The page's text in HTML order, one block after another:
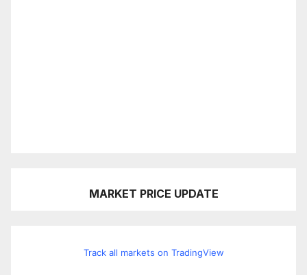
MARKET PRICE UPDATE
Track all markets on TradingView